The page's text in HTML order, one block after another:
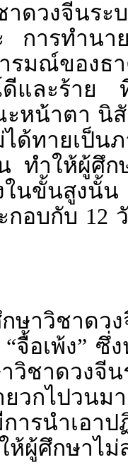
าดวงจีนร
การทำนา
รมณ์ของ
ดีและร้าย
ะหน้าตา นิ
ได้ทายเป็
ทำให้ผู้ศึ
นขั้นสูงนั้น
อบกับ 12
ษาวิชาดว
จื้อเพ้ง” ซึ่
าวิชาดวง
วกไปวนม
รนำเอาป
ห้ผู้ศึกษาไ